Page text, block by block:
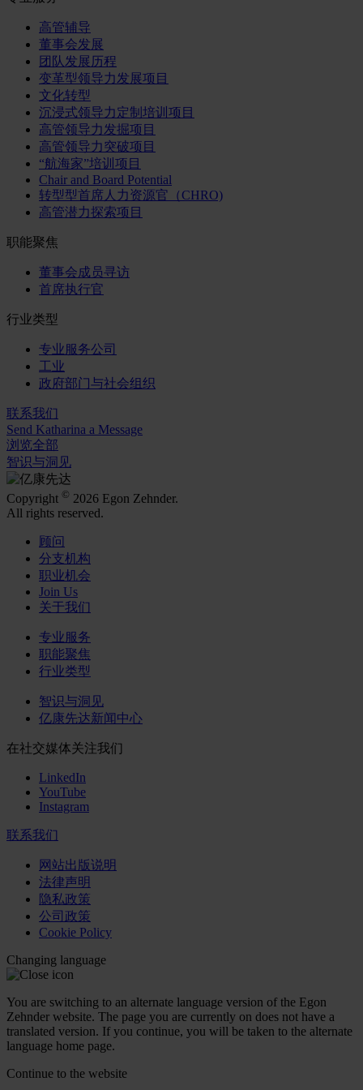
高管辅导
董事会发展
团队发展历程
变革型领导力发展项目
文化转型
沉浸式领导力定制培训项目
高管领导力发掘项目
高管领导力突破项目
“航海家”培训项目
Chair and Board Potential
转型型首席人力资源官（CHRO)
高管潜力探索项目
职能聚焦
董事会成员寻访
首席执行官
行业类型
专业服务公司
工业
政府部门与社会组织
联系我们
Send Katharina a Message
浏览全部
智识与洞见
Copyright © 2026 Egon Zehnder.
All rights reserved.
顾问
分支机构
职业机会
Join Us
关于我们
专业服务
职能聚焦
行业类型
智识与洞见
亿康先达新闻中心
在社交媒体关注我们
LinkedIn
YouTube
Instagram
联系我们
网站出版说明
法律声明
隐私政策
公司政策
Cookie Policy
Changing language
You are switching to an alternate language version of the Egon
Zehnder website. The page you are currently on does not have a
translated version. If you continue, you will be taken to the alternate
language home page.
Continue to the website